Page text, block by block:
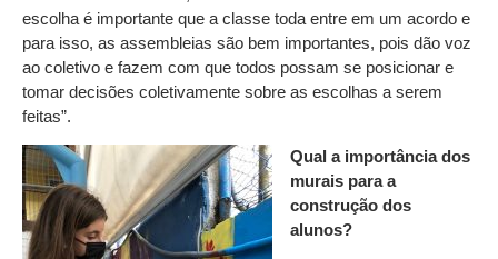
escolha é importante que a classe toda entre em um acordo e
para isso, as assembleias são bem importantes, pois dão voz
ao coletivo e fazem com que todos possam se posicionar e
tomar decisões coletivamente sobre as escolhas a serem
feitas”.
Qual a importância dos
murais para a
construção dos
alunos?